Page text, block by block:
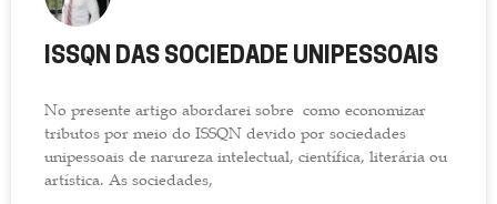
ISSQN DAS SOCIEDADE UNIPESSOAIS
No presente artigo abordarei sobre como economizar
tributos por meio do ISSQN devido por sociedades
unipessoais de narureza intelectual, científica, literária ou
artística. As sociedades,